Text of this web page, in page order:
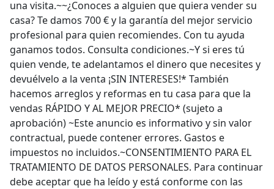
una visita.~~¿Conoces a alguien que quiera vender su
casa? Te damos 700 € y la garantía del mejor servicio
profesional para quien recomiendes. Con tu ayuda
ganamos todos. Consulta condiciones.~Y si eres tú
quien vende, te adelantamos el dinero que necesites y
devuélvelo a la venta ¡SIN INTERESES!* También
hacemos arreglos y reformas en tu casa para que la
vendas RÁPIDO Y AL MEJOR PRECIO* (sujeto a
aprobación) ~Este anuncio es informativo y sin valor
contractual, puede contener errores. Gastos e
impuestos no incluidos.~CONSENTIMIENTO PARA EL
TRATAMIENTO DE DATOS PERSONALES. Para continuar
debe aceptar que ha leído y está conforme con las